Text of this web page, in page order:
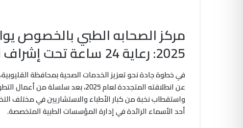
مركز الصحابه الطبي بالخصوص
2025: رعاية 24 ساعة تحت إشراف نخبة من الاستشاريين
في خطوة جادة نحو تعزيز الخدمات الصحية بمحافظة
عن انطلاقته المتجددة لعام 2025، بعد
واستقطاب نخبة من كبار الأطباء والاستشاريين في مختلف
أحد الأسماء الرائدة في إدارة المؤسسات الطبية المتخصصة.